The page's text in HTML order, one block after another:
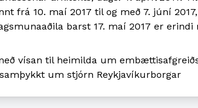
frá 10. maí 2017 til og með 7. júní
barst 17. maí 2017 er
vísan til heimilda um
um stjórn Reykjavíkurborgar